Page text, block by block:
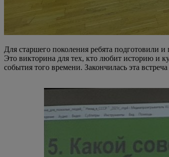
Для старшего поколения ребята подготовили
Это викторина для тех, кто любит историю и
события того времени. Закончилась эта